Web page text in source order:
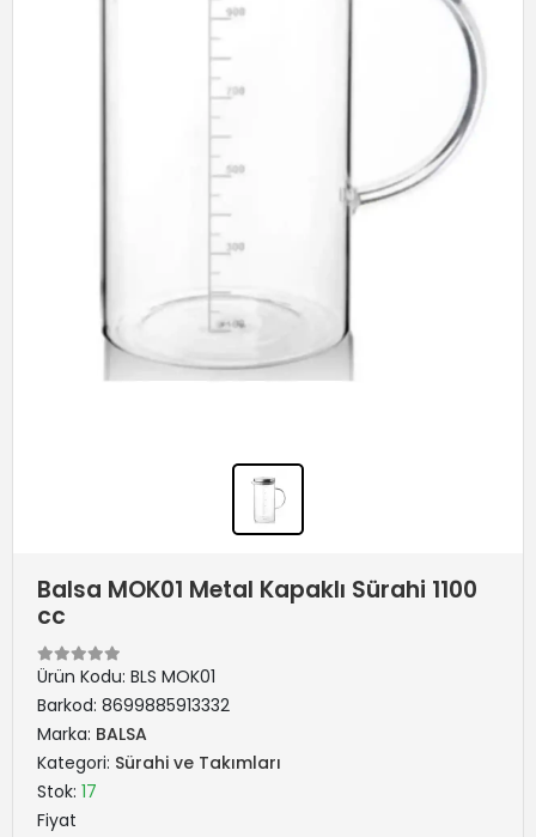
Balsa MOK01 Metal Kapaklı Sürahi 1100
cc
Ürün Kodu: BLS MOK01
Barkod: 8699885913332
Marka: BALSA
Kategori: Sürahi ve Takımları
Stok: 17
Fiyat